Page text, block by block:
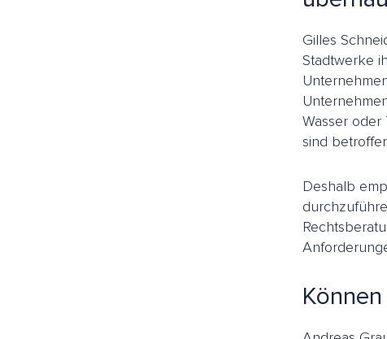
Gilles
Stadtwerke
Wasser oder
sind
Deshalb